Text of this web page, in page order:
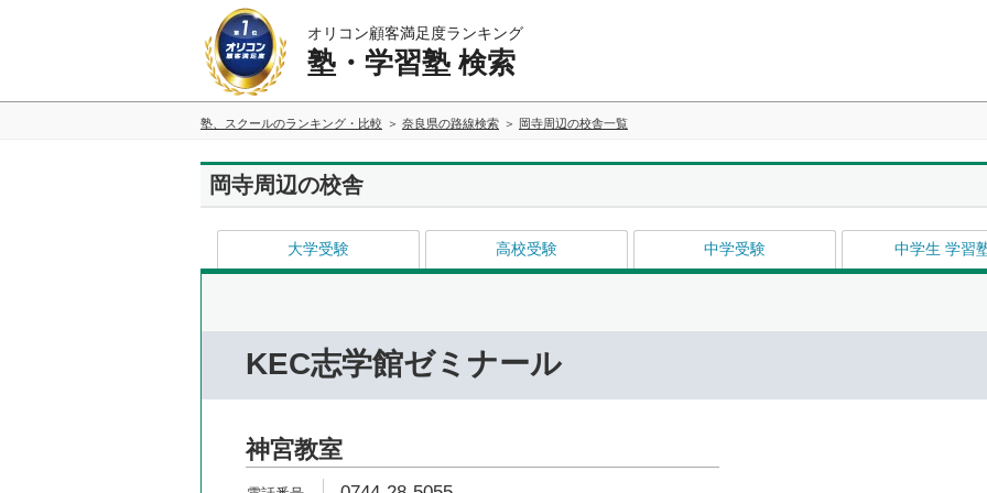
オリコン顧客満足度ランキング
塾・学習塾 検索
塾、スクールのランキング・比較 奈良県の路線検索 岡寺周辺の校舎一覧
岡寺周辺の校舎
大学受験 高校受験 中学受験 中学生 学習
KEC志学館ゼミナール
神宮教室